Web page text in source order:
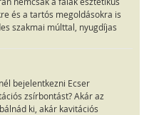
és a tartós megoldásokra is
szakmai múlttal, nyugdíjas
bejelentkezni Ecser
zsírbontást? Akár az
ki, akár kavitációs